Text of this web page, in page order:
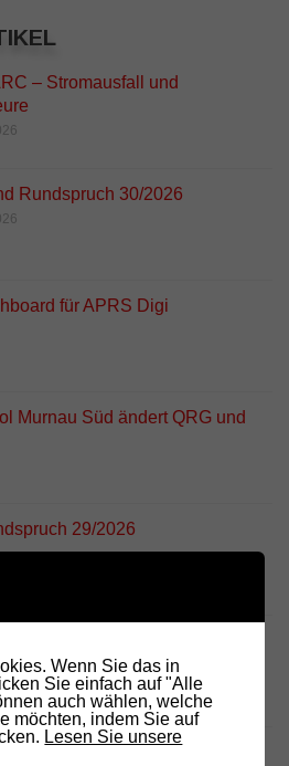
– Stromausfall und
Rundspruch 30/2026
für APRS Digi
Murnau Süd ändert QRG und
29/2026
2026
Wenn Sie das in
Sie einfach auf "Alle
auch wählen, welche
möchten, indem Sie auf
Lesen Sie unsere